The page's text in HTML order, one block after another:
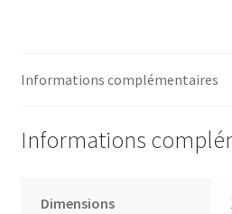
xInformations complémentaires
Informations
Dimensions